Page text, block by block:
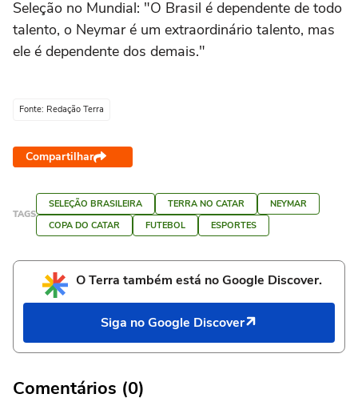
Seleção no Mundial: "O Brasil é dependente de todo
talento, o Neymar é um extraordinário talento, mas
ele é dependente dos demais."
Fonte: Redação Terra
Compartilhar
TAGS
SELEÇÃO BRASILEIRA TERRA NO CATAR
NEYMAR
COPA DO CATAR
FUTEBOL ESPORTES
O Terra também está no Google Discover.
Siga no Google Discover
Comentários (0)